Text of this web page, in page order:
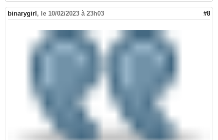
binarygirl , le 10/02/2023 à 23h03 #8